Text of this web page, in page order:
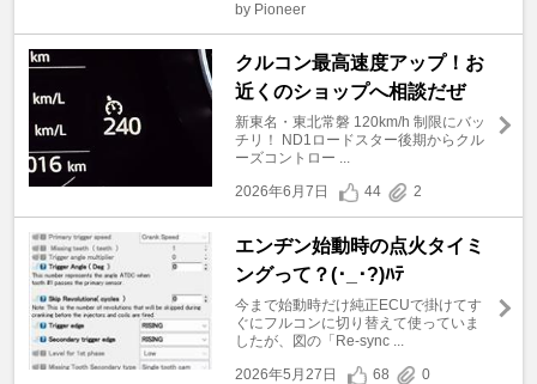
by Pioneer
クルコン最高速度アップ！お
近くのショップへ相談だぜ
新東名・東北常磐 120km/h 制限にバッ
チリ！ ND1ロードスター後期からクル
ーズコントロー ...
2026年6月7日
44 2
エンヂン始動時の点火タイミ
ングって？(･_･?)ﾊﾃ
今まで始動時だけ純正ECUで掛けてす
ぐにフルコンに切り替えて使っていま
したが、図の「Re-sync ...
2026年5月27日
68 0